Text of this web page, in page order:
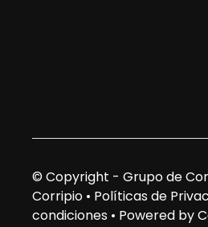
© Copyright - Grupo de
Corripio • Políticas de
condiciones • Powered by